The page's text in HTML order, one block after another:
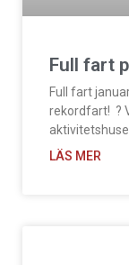
Full fart
Full fart
rekordfart! ?
LÄS MER